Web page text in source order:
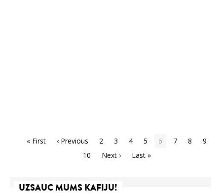
« First ‹ Previous 2 3 4 5 6 7 8
9
10
Next › Last »
UZSAUC MUMS KAFIJU!